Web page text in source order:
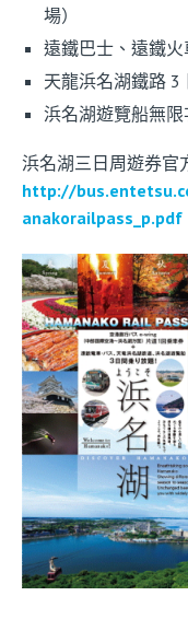
場）
遠鐵巴士、遠鐵
天龍浜名湖鐵路 3
浜名湖遊覽船無限
浜名湖三日周遊券官
http://
anakorailpass_p.pdf